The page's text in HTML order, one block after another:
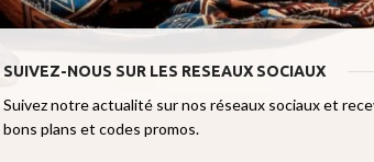
SUIVEZ-NOUS SUR LES RESEAUX SOCIAUX
Suivez notre actualité sur nos réseaux sociaux et
bons plans et codes promos.